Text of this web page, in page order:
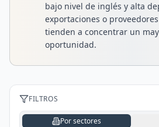
bajo nivel de inglés y alta
exportaciones o
tienden a concentrar un
oportunidad.
FILTROS
Por sectores